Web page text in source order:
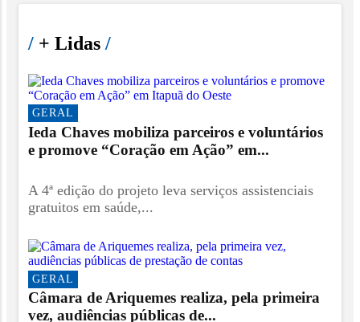
/ + Lidas /
GERAL
Ieda Chaves mobiliza parceiros e voluntários
e promove “Coração em Ação” em...
A 4ª edição do projeto leva serviços assistenciais
gratuitos em saúde,...
GERAL
Câmara de Ariquemes realiza, pela primeira
vez, audiências públicas de...